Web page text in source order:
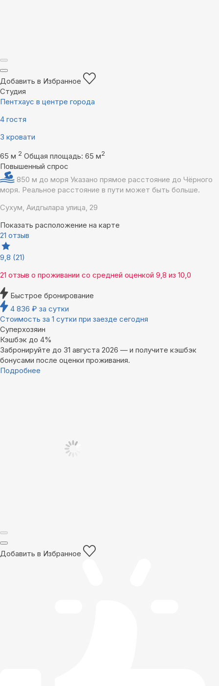
Добавить в Избранное
Студия
Пентхаус в центре города
4 гостя
3 кровати
65 м 2 Общая площадь: 65 м2
Повышенный спрос
850 м до моря Указано прямое расстояние до Чёрного
моря. Реальное расстояние в пути может быть больше.
Сухум, Аидгылара улица, 29
Показать расположение на карте
21 отзыв
9,8 (21)
21 отзыв о проживании со средней оценкой 9,8 из 10,0
Быстрое бронирование
4 836 ₽ за сутки
Стоимость за 1 сутки при заезде сегодня
Суперхозяин
Кэшбэк до 4%
Забронируйте до 31 августа 2026 — и получите кэшбэк
бонусами после оценки проживания.
Подробнее
Добавить в Избранное